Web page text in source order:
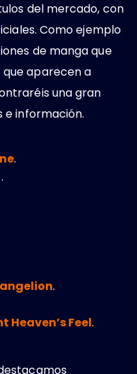
del mercado, con
Como ejemplo
de manga que
aparecen a
una gran
e información.
.
.
.
Feel.